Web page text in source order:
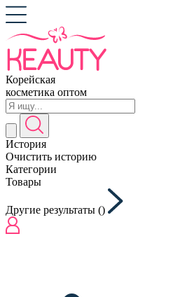
Корейская
косметика оптом
История
Очистить историю
Категории
Товары
Другие результаты ()